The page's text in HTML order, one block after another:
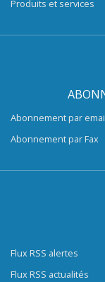
Produits et services
Abonnement par
Abonnement par Fax
Flux RSS alertes
Flux RSS actualités